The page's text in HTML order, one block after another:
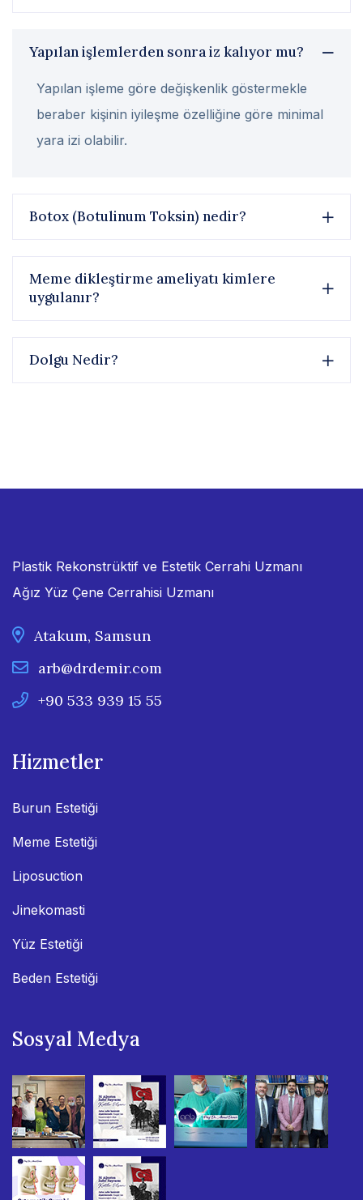
Yapılan işlemlerden sonra iz kalıyor mu?
Yapılan işleme göre değişkenlik göstermekle
beraber kişinin iyileşme özelliğine göre minimal
yara izi olabilir.
Botox (Botulinum Toksin) nedir?
Meme dikleştirme ameliyatı kimlere
uygulanır?
Dolgu Nedir?
Plastik Rekonstrüktif ve Estetik Cerrahi Uzmanı
Ağız Yüz Çene Cerrahisi Uzmanı
Atakum, Samsun
arb@drdemir.com
+90 533 939 15 55
Hizmetler
Burun Estetiği
Meme Estetiği
Liposuction
Jinekomasti
Yüz Estetiği
Beden Estetiği
Sosyal Medya